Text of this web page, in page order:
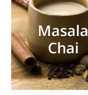
Masala
Chai